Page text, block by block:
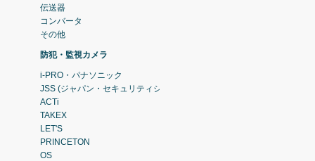
伝送器
コンバータ
その他
防犯・監視カメラ
i-PRO・パナソニック
JSS (ジャパン・セキュリティシステム)
ACTi
TAKEX
LET'S
PRINCETON
OS